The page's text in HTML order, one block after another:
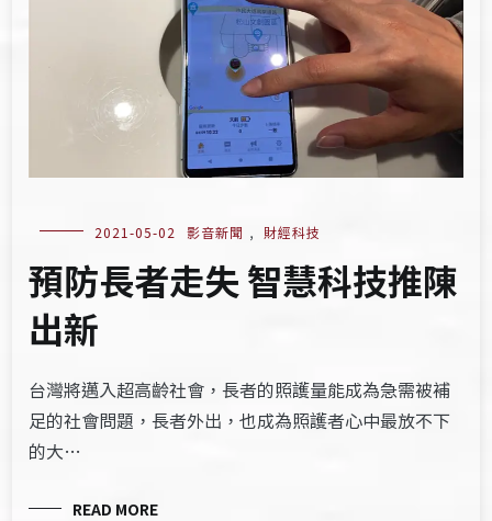
2021-05-02 影音新聞 , 財經科技
預防長者走失 智慧科技推陳
出新
台灣將邁入超高齡社會，長者的照護量能成為急需被補
足的社會問題，長者外出，也成為照護者心中最放不下
的大…
READ MORE